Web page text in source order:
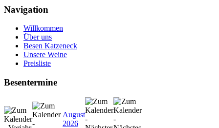
Navigation
Willkommen
Über uns
Besen Katzeneck
Unsere Weine
Preisliste
Besentermine
August
2026